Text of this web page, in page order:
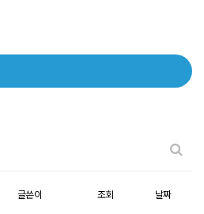
글쓴이 조회 날짜